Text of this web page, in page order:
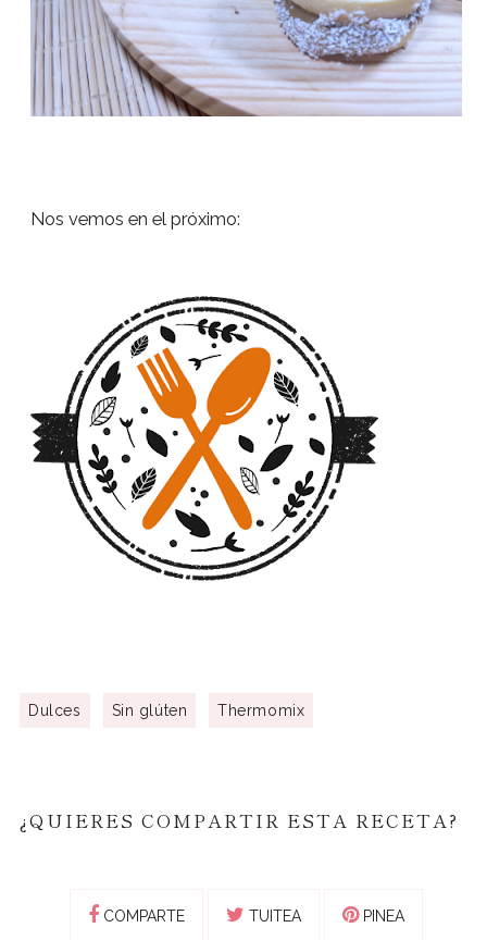
Nos vemos en el próximo:
Dulces Sin glúten Thermomix
¿QUIERES COMPARTIR ESTA RECETA?
COMPARTE TUITEA PINEA